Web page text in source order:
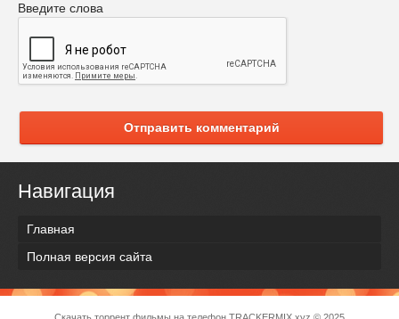
Введите слова
Отправить комментарий
Навигация
Главная
Полная версия сайта
Скачать торрент фильмы на телефон TRACKERMIX.xyz © 2025